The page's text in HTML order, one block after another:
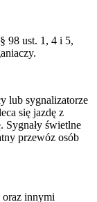
98 ust. 1, 4 i 5,
lub sygnalizatorze
się jazdę z
Sygnały świetlne
przewóz osób
oraz innymi